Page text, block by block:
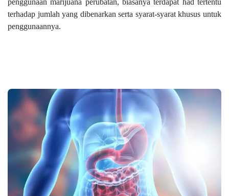
terhadap jumlah yang dibenarkan serta syarat-syarat khusus untuk
penggunaannya.